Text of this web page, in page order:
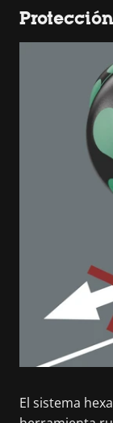
El sistema